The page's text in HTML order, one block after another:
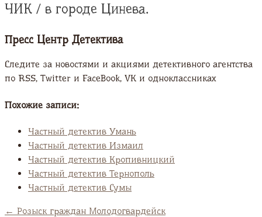
ЧИК / в городе Цинева.
Пресс Центр Детектива
Следите за новостями и акциями детективного агентства
по RSS, Twitter и FaсeBook, VK и одноклассниках
Похожие записи:
Частный детектив Умань
Частный детектив Измаил
Частный детектив Кропивницкий
Частный детектив Тернополь
Частный детектив Сумы
← Розыск граждан Молодогвардейск